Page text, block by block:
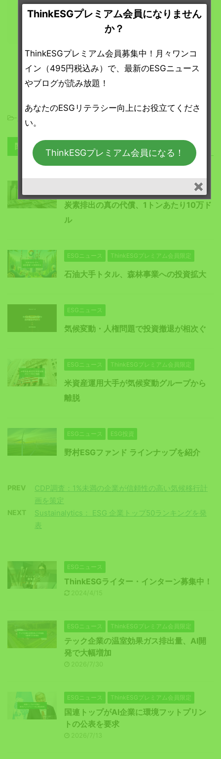
プレミアム会員になる
-
関連記事
炭素排出の真の代償、1トンあたり10万ド
ル
ESGニュース ThinkESGプレミアム会員限定
石油大手トタル、森林事業への投資拡大
ESGニュース
気候変動・人権問題で投資撤退が相次ぐ
ESGニュース ThinkESGプレミアム会員限定
米資産運用大手が気候変動グループから
離脱
ESGニュース ESG投資
野村ESGファンド ラインナップを紹介
PREV
CDP調査：1%未満の企業が信頼性の高い気候移行計
画を策定
NEXT
Sustainalytics： ESG 企業トップ50ランキングを発
表
ESGニュース
ThinkESGライター・インターン募集中！
2024/4/15
ESGニュース ThinkESGプレミアム会員限定
テック企業の温室効果ガス排出量、AI開
発で大幅増加
2026/7/30
ESGニュース ThinkESGプレミアム会員限定
国連トップがAI企業に環境フットプリン
トの公表を要求
2026/7/13
ThinkESGプレミアム会員になりません
か？
ThinkESGプレミアム会員募集中！月々ワンコ
イン（495円税込み）で、最新のESGニュース
やブログが読み放題！
あなたのESGリテラシー向上にお役立てくださ
い。
ThinkESGプレミアム会員になる！